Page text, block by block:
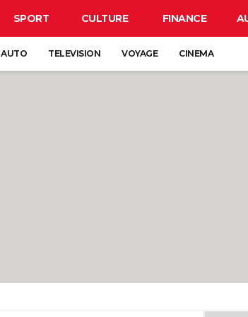
SPORT CULTURE FINANCE
AUTO TELEVISION VOYAGE CINEMA